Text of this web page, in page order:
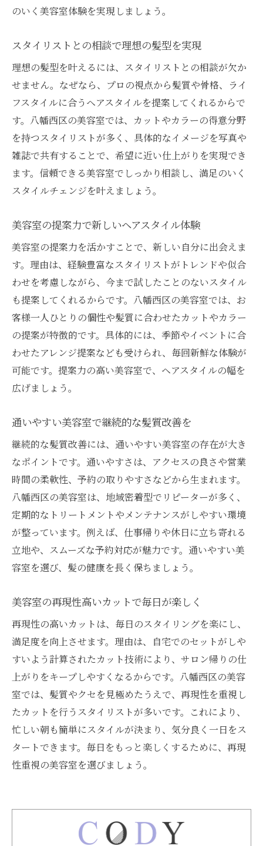
のいく美容室体験を実現しましょう。
スタイリストとの相談で理想の髪型を実現
理想の髪型を叶えるには、スタイリストとの相談が欠か
せません。なぜなら、プロの視点から髪質や骨格、ライ
フスタイルに合うヘアスタイルを提案してくれるからで
す。八幡西区の美容室では、カットやカラーの得意分野
を持つスタイリストが多く、具体的なイメージを写真や
雑誌で共有することで、希望に近い仕上がりを実現でき
ます。信頼できる美容室でしっかり相談し、満足のいく
スタイルチェンジを叶えましょう。
美容室の提案力で新しいヘアスタイル体験
美容室の提案力を活かすことで、新しい自分に出会えま
す。理由は、経験豊富なスタイリストがトレンドや似合
わせを考慮しながら、今まで試したことのないスタイル
も提案してくれるからです。八幡西区の美容室では、お
客様一人ひとりの個性や髪質に合わせたカットやカラー
の提案が特徴的です。具体的には、季節やイベントに合
わせたアレンジ提案なども受けられ、毎回新鮮な体験が
可能です。提案力の高い美容室で、ヘアスタイルの幅を
広げましょう。
通いやすい美容室で継続的な髪質改善を
継続的な髪質改善には、通いやすい美容室の存在が大き
なポイントです。通いやすさは、アクセスの良さや営業
時間の柔軟性、予約の取りやすさなどから生まれます。
八幡西区の美容室は、地域密着型でリピーターが多く、
定期的なトリートメントやメンテナンスがしやすい環境
が整っています。例えば、仕事帰りや休日に立ち寄れる
立地や、スムーズな予約対応が魅力です。通いやすい美
容室を選び、髪の健康を長く保ちましょう。
美容室の再現性高いカットで毎日が楽しく
再現性の高いカットは、毎日のスタイリングを楽にし、
満足度を向上させます。理由は、自宅でのセットがしや
すいよう計算されたカット技術により、サロン帰りの仕
上がりをキープしやすくなるからです。八幡西区の美容
室では、髪質やクセを見極めたうえで、再現性を重視し
たカットを行うスタイリストが多いです。これにより、
忙しい朝も簡単にスタイルが決まり、気分良く一日をス
タートできます。毎日をもっと楽しくするために、再現
性重視の美容室を選びましょう。